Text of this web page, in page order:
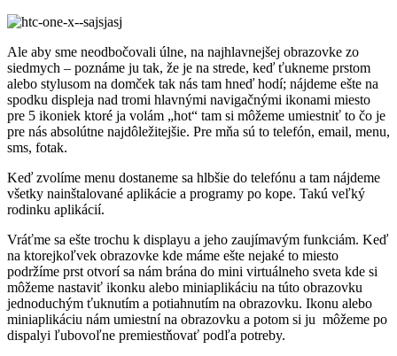
Ale aby sme neodbočovali úlne, na najhlavnejšej obrazovke zo
siedmych – poznáme ju tak, že je na strede, keď ťukneme prstom
alebo stylusom na domček tak nás tam hneď hodí; nájdeme ešte na
spodku displeja nad tromi hlavnými navigačnými ikonami miesto
pre 5 ikoniek ktoré ja volám „hot“ tam si môžeme umiestniť to čo je
pre nás absolútne najdôležitejšie. Pre mňa sú to telefón, email, menu,
sms, fotak.
Keď zvolíme menu dostaneme sa hlbšie do telefónu a tam nájdeme
všetky nainštalované aplikácie a programy po kope. Takú veľký
rodinku aplikácií.
Vráťme sa ešte trochu k displayu a jeho zaujímavým funkciám. Keď
na ktorejkoľvek obrazovke kde máme ešte nejaké to miesto
podržíme prst otvorí sa nám brána do mini virtuálneho sveta kde si
môžeme nastaviť ikonku alebo miniaplikáciu na túto obrazovku
jednoduchým ťuknutím a potiahnutím na obrazovku. Ikonu alebo
miniaplikáciu nám umiestní na obrazovku a potom si ju môžeme po
dispalyi ľubovoľne premiestňovať podľa potreby.